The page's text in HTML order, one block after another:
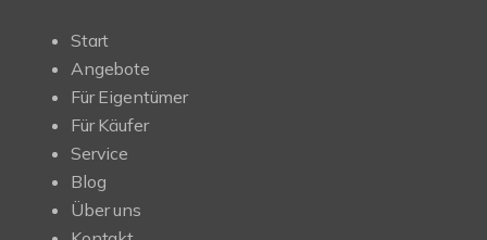
Start
Angebote
Für Eigentümer
Für Käufer
Service
Blog
Über uns